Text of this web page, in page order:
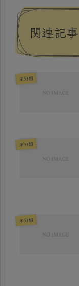
関連記事
未分類
未分類
未分類